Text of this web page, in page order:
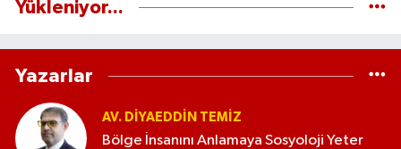
Yükleniyor...
Yazarlar
AV. DIYAEDDIN TEMIZ
Bölge İnsanını Anlamaya Sosyoloji Yeter